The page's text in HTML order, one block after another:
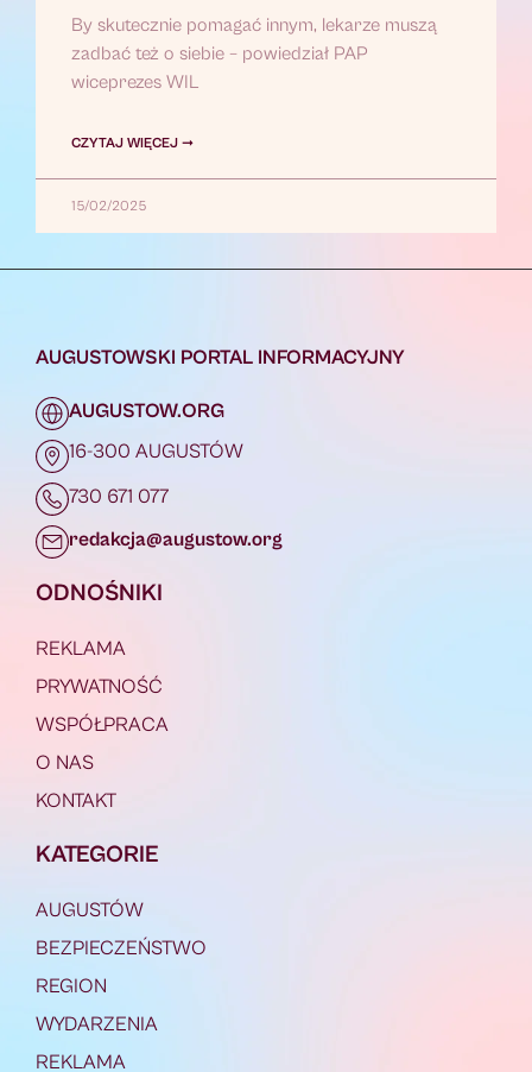
By skutecznie pomagać innym, lekarze muszą
zadbać też o siebie – powiedział PAP
wiceprezes WIL
CZYTAJ WIĘCEJ ➞
15/02/2025
AUGUSTOWSKI PORTAL INFORMACYJNY
AUGUSTOW.ORG
16-300 AUGUSTÓW
730 671 077
redakcja@augustow.org
ODNOŚNIKI
REKLAMA
PRYWATNOŚĆ
WSPÓŁPRACA
O NAS
KONTAKT
KATEGORIE
AUGUSTÓW
BEZPIECZEŃSTWO
REGION
WYDARZENIA
REKLAMA